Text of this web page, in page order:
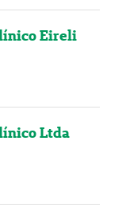
Eireli
Ltda